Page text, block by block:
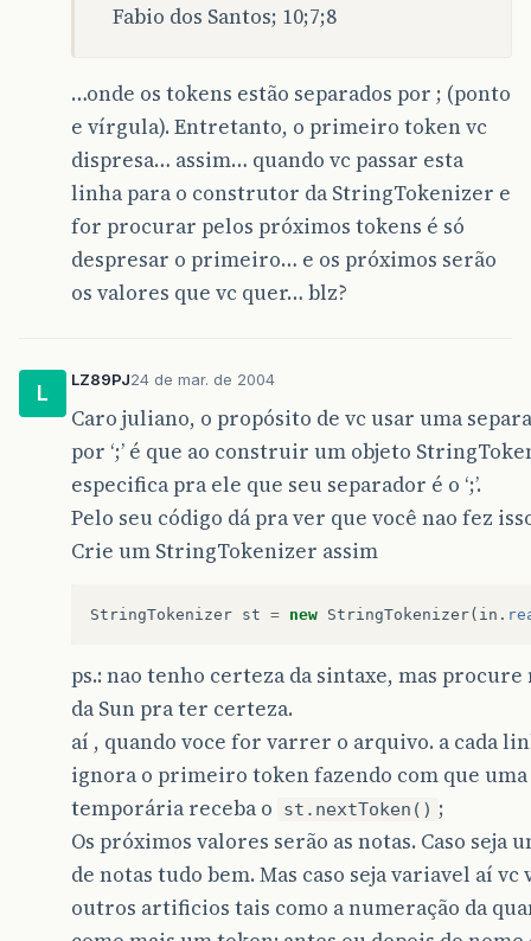
Fabio dos Santos; 10;7;8
…onde os tokens estão separados por ; (ponto
e vírgula). Entretanto, o primeiro token vc
dispresa… assim… quando vc passar esta
linha para o construtor da StringTokenizer e
for procurar pelos próximos tokens é só
despresar o primeiro… e os próximos serão
os valores que vc quer… blz?
L
LZ89PJ24 de mar. de 2004
Caro juliano, o propósito de vc usar uma
por ‘;’ é que ao construir um objeto
especifica pra ele que seu separador é o ‘;’.
Pelo seu código dá pra ver que você nao fez
Crie um StringTokenizer assim
StringTokenizer st = new StringTokenizer( in .
ps.: nao tenho certeza da sintaxe, mas
da Sun pra ter certeza.
aí , quando voce for varrer o arquivo. a cada
ignora o primeiro token fazendo com que
temporária receba o
st.nextToken() ;
Os próximos valores serão as notas. Caso seja
de notas tudo bem. Mas caso seja variavel aí
outros artificios tais como a numeração da